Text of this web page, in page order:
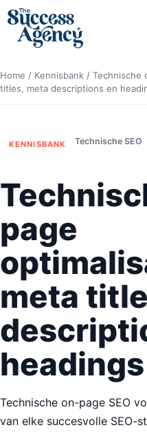
Home / Kennisbank / Technische
titles, meta descriptions en
KENNISBANK Technische SEO
page
meta
headings
Technische on-page SEO
van elke succesvolle SEO-